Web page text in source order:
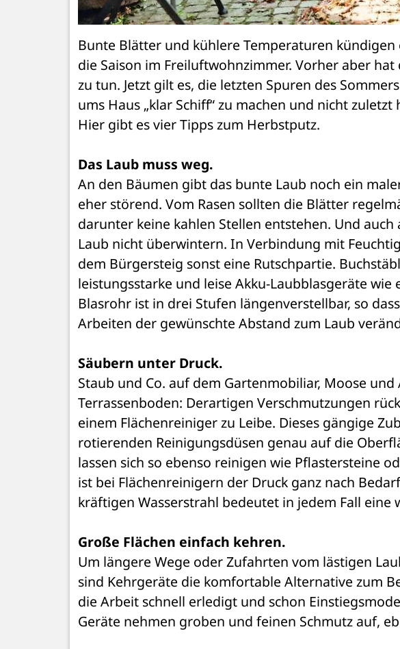
Bunte Blätter und kühlere Temperaturen
die Saison im Freiluftwohnzimmer. Vorher aber
zu tun. Jetzt gilt es, die letzten Spuren des
ums Haus „klar Schiff“ zu machen und nicht
Hier gibt es vier Tipps zum Herbstputz.
Das Laub muss weg.
An den Bäumen gibt das bunte Laub noch ein
eher störend. Vom Rasen sollten die Blätter
darunter keine kahlen Stellen entstehen. Und
Laub nicht überwintern. In Verbindung mit
dem Bürgersteig sonst eine Rutschpartie.
leistungsstarke und leise Akku-Laubblasgeräte wie
Blasrohr ist in drei Stufen längenverstellbar, so
Arbeiten der gewünschte Abstand zum Laub
Säubern unter Druck.
Staub und Co. auf dem Gartenmobiliar, Moose
Terrassenboden: Derartigen Verschmutzungen
einem Flächenreiniger zu Leibe. Dieses gängige
rotierenden Reinigungsdüsen genau auf die
lassen sich so ebenso reinigen wie Pflastersteine
ist bei Flächenreinigern der Druck ganz nach
kräftigen Wasserstrahl bedeutet in jedem Fall eine
Große Flächen einfach kehren.
Um längere Wege oder Zufahrten vom lästigen
sind Kehrgeräte die komfortable Alternative zum
die Arbeit schnell erledigt und schon
Geräte nehmen groben und feinen Schmutz auf,